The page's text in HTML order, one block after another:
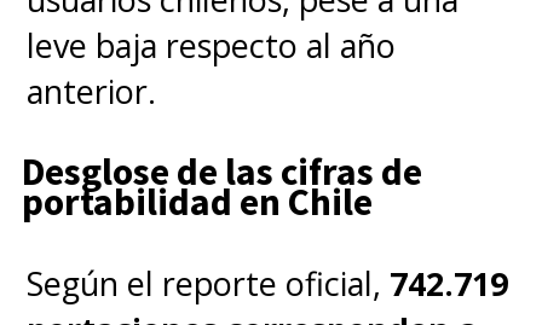
leve baja respecto al año
anterior.
Desglose de las cifras de
portabilidad en Chile
Según el reporte oficial, 742.719